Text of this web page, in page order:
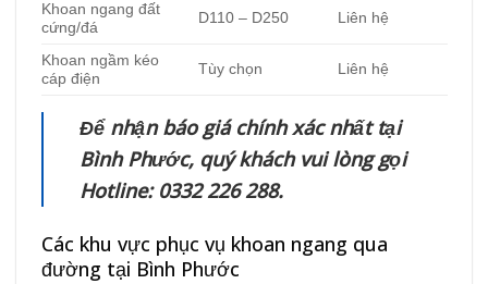
Khoan ngang đất
cứng/đá
D110 – D250 Liên hệ
Khoan ngầm kéo
cáp điện
Tùy chọn Liên hệ
Để nhận báo giá chính xác nhất tại
Bình Phước, quý khách vui lòng gọi
Hotline: 0332 226 288.
Các khu vực phục vụ khoan ngang qua
đường tại Bình Phước